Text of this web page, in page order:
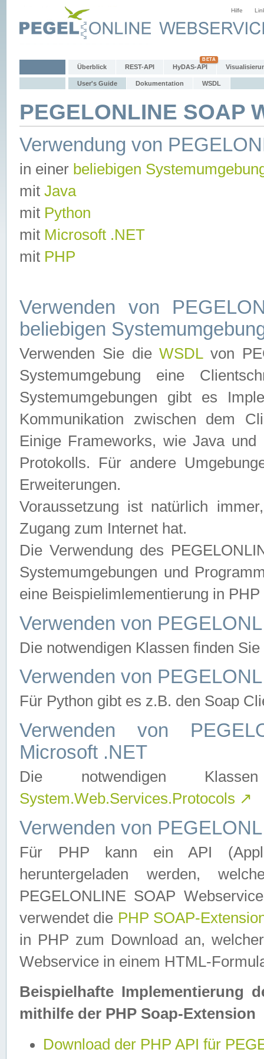
Hilfe
Überblick REST-API HyDAS-API
User's Guide Dokumentation WSDL
PEGELONLINE SOAP
Verwendung von
in einer beliebigen
mit Java
mit Python
mit Microsoft .NET
mit PHP
Verwenden von
beliebigen
Verwenden Sie dieWSDLvon
Systemumgebung eine
Systemumgebungen gibt es
Kommunikation zwischen dem
Einige Frameworks, wie Java
Protokolls. Für andere
Erweiterungen.
Voraussetzung ist natürlich
Zugang zum Internet hat.
Die Verwendung des
Systemumgebungen und
eine Beispielimlementierung in
Verwenden von
Die notwendigen Klassen finden
Verwenden von
Für Python gibt es z.B. den Soap
Verwenden von
Microsoft .NET
Die notwendigen
System.Web.Services.Protocols ↗
Verwenden von
Für PHP kann ein API
heruntergeladen werden,
PEGELONLINE SOAP
verwendet die PHP SOAP-
in PHP zum Download an,
Webservice in einem HTML-
Beispielhafte Implementierung
mithilfe der PHP Soap-Extension
Download der PHP API für